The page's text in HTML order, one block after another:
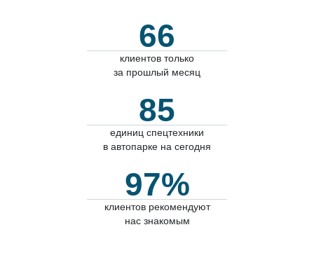
66
клиентов только
за прошлый месяц
85
единиц спецтехники
в автопарке на сегодня
97%
клиентов рекомендуют
нас знакомым